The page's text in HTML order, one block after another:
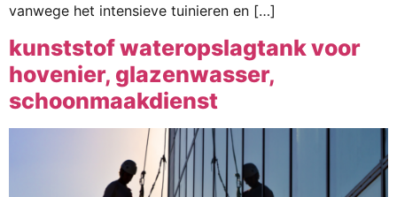
vanwege het intensieve tuinieren en […]
kunststof wateropslagtank voor
hovenier, glazenwasser,
schoonmaakdienst